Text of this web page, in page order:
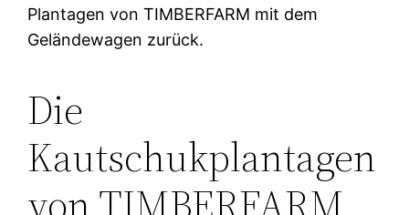
Plantagen von TIMBERFARM mit dem
Geländewagen zurück.
Die
Kautschukplantagen